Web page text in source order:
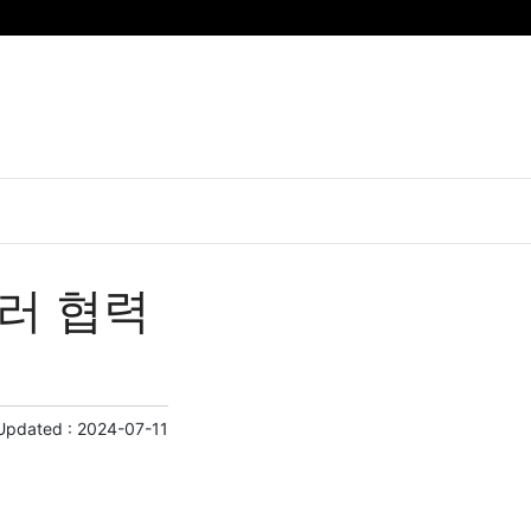
협력
: 2024-07-11